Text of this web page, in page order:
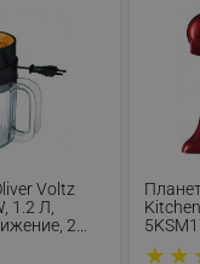
Voltz
1.2 Л,
2
Direct
★ ★
Privacy Policy